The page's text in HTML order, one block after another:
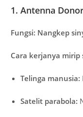
1. Antenna
Fungsi: Nangkep
Cara kerjanya mirip
Telinga manusia:
Satelit parabola: